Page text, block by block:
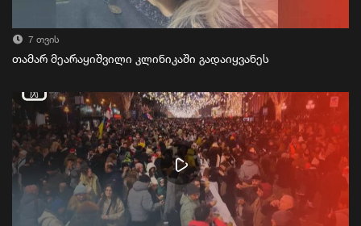
7 თვის
თამარ მეარაყიშვილი კლინიკაში გადაიყვანეს